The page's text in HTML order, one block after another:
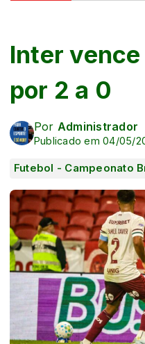
Inter
por 2 a 0
Por Administrador
Publicado em 04/05/
Futebol - Campeonato